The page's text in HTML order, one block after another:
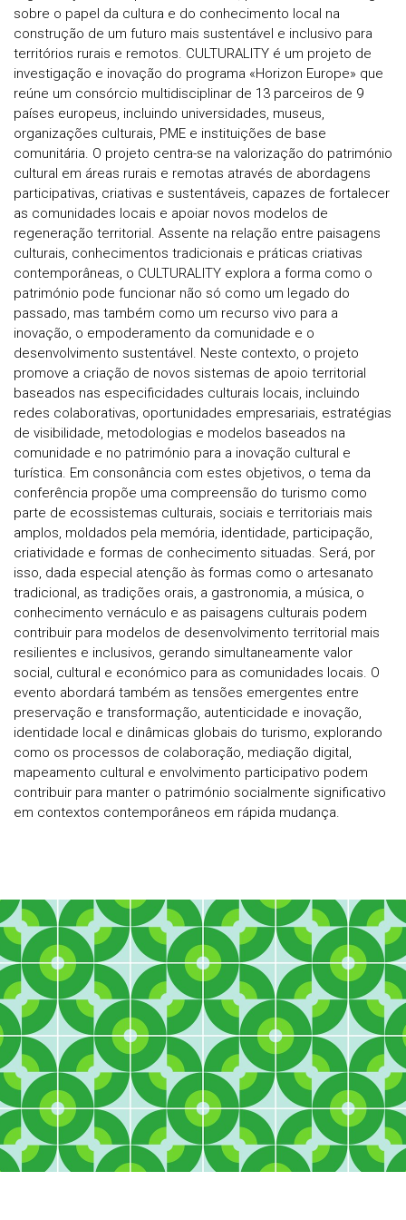
sobre o papel da cultura e do conhecimento local na
construção de um futuro mais sustentável e inclusivo para
territórios rurais e remotos. CULTURALITY é um projeto de
investigação e inovação do programa «Horizon Europe» que
reúne um consórcio multidisciplinar de 13 parceiros de 9
países europeus, incluindo universidades, museus,
organizações culturais, PME e instituições de base
comunitária. O projeto centra-se na valorização do património
cultural em áreas rurais e remotas através de abordagens
participativas, criativas e sustentáveis, capazes de fortalecer
as comunidades locais e apoiar novos modelos de
regeneração territorial. Assente na relação entre paisagens
culturais, conhecimentos tradicionais e práticas criativas
contemporâneas, o CULTURALITY explora a forma como o
património pode funcionar não só como um legado do
passado, mas também como um recurso vivo para a
inovação, o empoderamento da comunidade e o
desenvolvimento sustentável. Neste contexto, o projeto
promove a criação de novos sistemas de apoio territorial
baseados nas especificidades culturais locais, incluindo
redes colaborativas, oportunidades empresariais, estratégias
de visibilidade, metodologias e modelos baseados na
comunidade e no património para a inovação cultural e
turística. Em consonância com estes objetivos, o tema da
conferência propõe uma compreensão do turismo como
parte de ecossistemas culturais, sociais e territoriais mais
amplos, moldados pela memória, identidade, participação,
criatividade e formas de conhecimento situadas. Será, por
isso, dada especial atenção às formas como o artesanato
tradicional, as tradições orais, a gastronomia, a música, o
conhecimento vernáculo e as paisagens culturais podem
contribuir para modelos de desenvolvimento territorial mais
resilientes e inclusivos, gerando simultaneamente valor
social, cultural e económico para as comunidades locais. O
evento abordará também as tensões emergentes entre
preservação e transformação, autenticidade e inovação,
identidade local e dinâmicas globais do turismo, explorando
como os processos de colaboração, mediação digital,
mapeamento cultural e envolvimento participativo podem
contribuir para manter o património socialmente significativo
em contextos contemporâneos em rápida mudança.